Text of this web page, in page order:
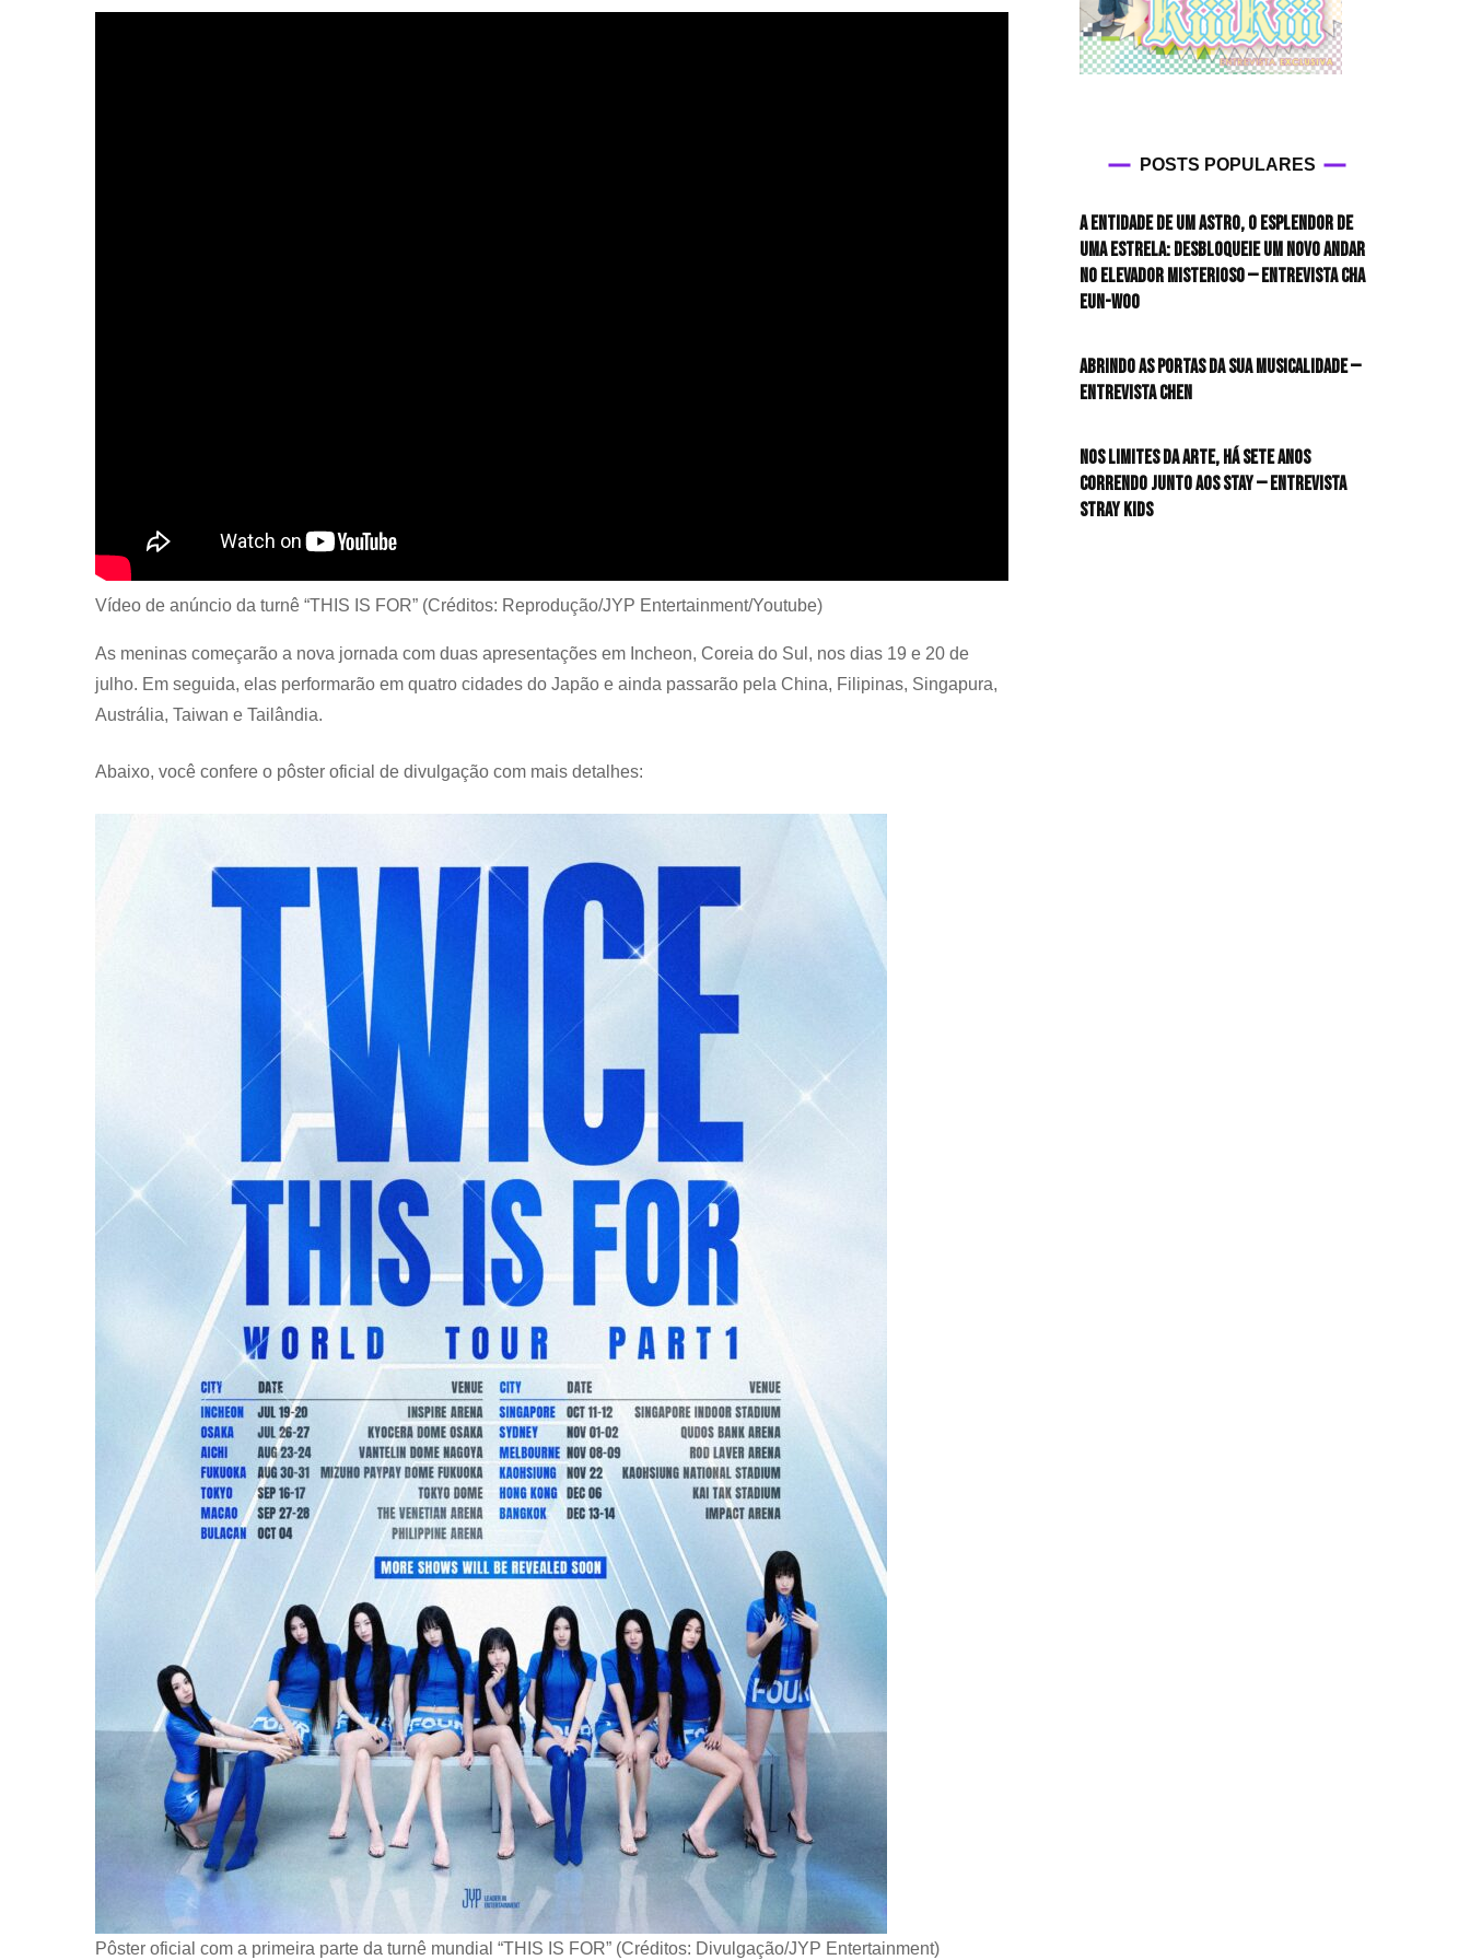
Vídeo de anúncio da turnê “THIS IS FOR” (Créditos: Reprodução/JYP Entertainment/Youtube)
As meninas começarão a nova jornada com duas apresentações em Incheon, Coreia do Sul, nos dias 19 e 20 de
julho. Em seguida, elas performarão em quatro cidades do Japão e ainda passarão pela China, Filipinas, Singapura,
Austrália, Taiwan e Tailândia.
Abaixo, você confere o pôster oficial de divulgação com mais detalhes:
Pôster oficial com a primeira parte da turnê mundial “THIS IS FOR” (Créditos: Divulgação/JYP Entertainment)
POSTS POPULARES
A entidade de um astro, o esplendor de
uma estrela: desbloqueie um novo andar
no elevador misterioso — Entrevista CHA
EUN-WOO
Abrindo as portas da sua musicalidade —
Entrevista CHEN
Nos limites da arte, há sete anos
correndo junto aos STAY — Entrevista
Stray Kids